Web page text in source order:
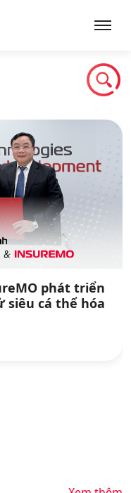
phát triển
siêu cá thể hóa